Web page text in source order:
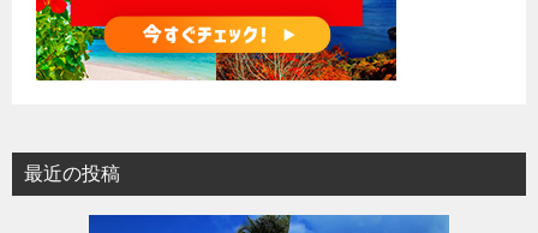
最近の投稿